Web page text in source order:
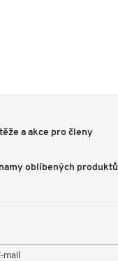
a akce pro členy
oblíbených produktů
mail